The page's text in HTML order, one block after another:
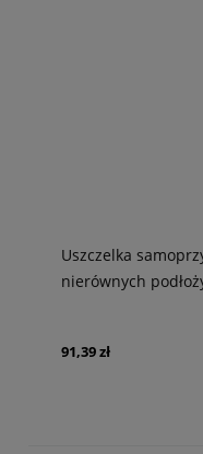
Uszczelka
nierównych
91,39 zł